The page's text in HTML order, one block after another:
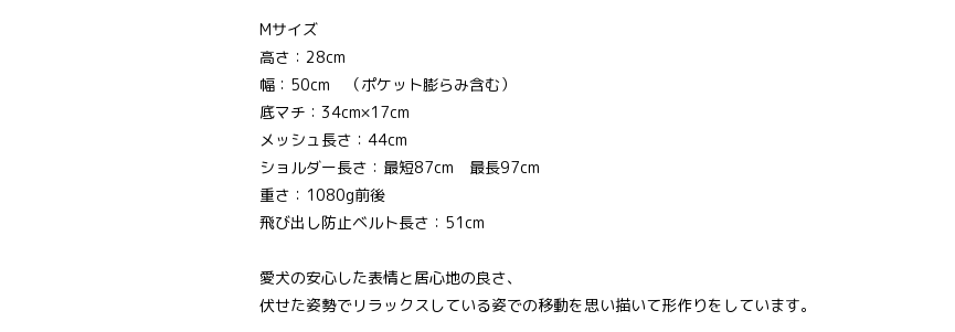
Mサイズ
高さ：28cm
幅：50cm （ポケット膨らみ含む）
底マチ：34cm×17cm
メッシュ長さ：44cm
ショルダー長さ：最短87cm 最長97cm
重さ：1080g前後
飛び出し防止ベルト長さ：51cm
愛犬の安心した表情と居心地の良さ、
伏せた姿勢でリラックスしている姿での移動を思い描いて形作りをしています。